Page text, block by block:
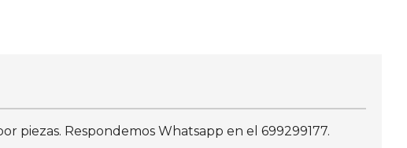
piezas. Respondemos Whatsapp en el 699299177.